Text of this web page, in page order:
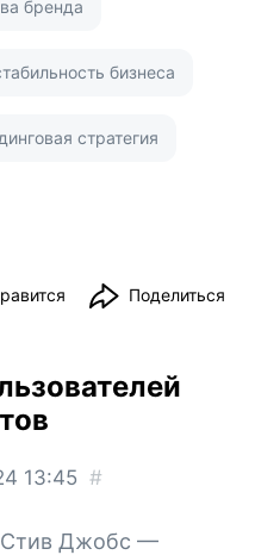
бренда
бизнеса
стратегия
Поделиться
13:45 #
Стив Джобс —